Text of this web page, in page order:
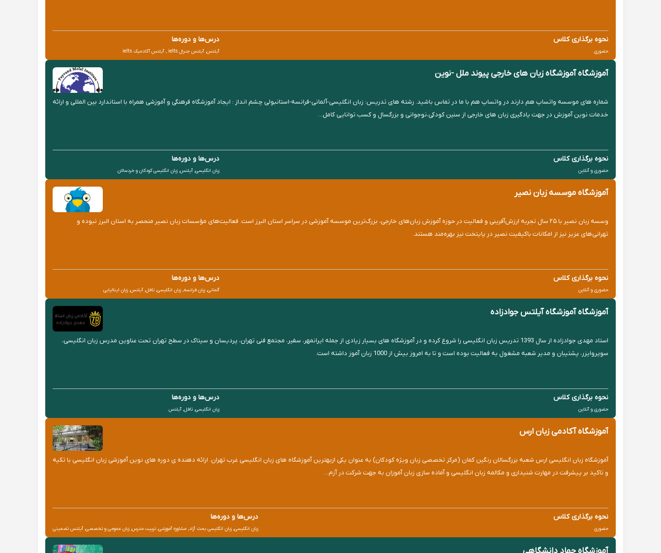
نحوه برگذاری کلاس
حضوری
درس‌ها و دوره‌ها
آیلتس, آیلتس جنرال ielts , آیلتس آکادمیک ielts
آموزشگاه آموزشگاه زبان های خارجی پیوند ملل -نوین
شماره های موسسه واتساپ هم دارند در واتساپ هم با ما در تماس باشید. رشته های تدریس: زبان انگلیسی-آلمانی-فرانسه-استانبولی چشم انداز : ایجاد آموزشگاه فرهنگی و آموزشی همراه با استاندارد بین المللی و ارائه
خدمات نوین آموزش در جهت یادگیری زبان های خارجی از سنین کودکی،نوجوانی و بزرگسال و کسب توانایی کامل...
نحوه برگذاری کلاس
حضوری و آنلاین
درس‌ها و دوره‌ها
زبان انگلیسی, آیلتس, زبان انگلیسی کودکان و خردسالان
آموزشگاه موسسه زبان نصیر
وسسه زبان نصیر با ۲۵ سال تجربه ارزش‌آفرینی و فعالیت در حوزه آموزش زبان‌های خارجی، بزرگ‌ترین موسسه آموزشی در سراسر استان البرز است. فعالیت‌های مؤسسات زبان نصیر منحصر به استان البرز نبوده و
تهرانی‌های عزیز نیز از امکانات باکیفیت نصیر در پایتخت نیز بهره‌مند هستند.
نحوه برگذاری کلاس
حضوری و آنلاین
درس‌ها و دوره‌ها
آلمانی, زبان فرانسه, زبان انگلیسی, تافل, آیلتس, زبان ایتالیایی
آموزشگاه آموزشگاه آیلتس جوادزاده
استاد مهدی جوادزاده از سال 1393 تدریس زبان انگلیسی را شروع کرده و در آموزشگاه های بسیار زیادی از جمله ایرانمهر، سفیر، مجتمع فنی تهران، پردیسان و سیتاک در سطح تهران تحت عناوین مدرس زبان انگلیسی،
سوپروایزر، پشتیبان و مدیر شعبه مشغول به فعالیت بوده است و تا به امروز بیش از 1000 زبان آموز داشته است.
نحوه برگذاری کلاس
حضوری و آنلاین
درس‌ها و دوره‌ها
زبان انگلیسی, تافل, آیلتس
آموزشگاه آکادمی زبان ارس
آموزشگاه زبان انگلیسی ارس شعبه بزرگسالان رنگین کمان (مرکز تخصصی زبان ویژه کودکان) به عنوان یکی ازبهترین آموزشگاه های زبان انگلیسی غرب تهران. ارائه دهنده ی دوره های نوین آموزشی زبان انگلیسی با تکیه
و تاکید بر پیشرفت در مهارت شنیداری و مکالمه زبان انگلیسی و آماده سازی زبان آموزان به جهت شرکت در آزم...
نحوه برگذاری کلاس
حضوری
درس‌ها و دوره‌ها
زبان انگلیسی, زبان انگلیسی بحث آزاد, مشاوره آموزشی, تربیت مدرس, زبان عمومی و تخصصی, آیلتس تضمینی